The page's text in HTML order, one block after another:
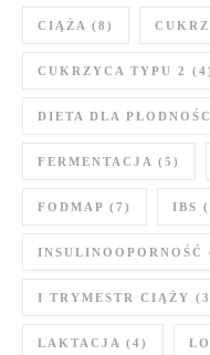
CIĄŻA (8)
CUKRZYCA TYPU 2 (4)
DIETA DLA
FERMENTACJA (5)
FODMAP (7) IBS
INSULINOOPORNOŚĆ
I TRYMESTR CIĄŻY
LAKTACJA (4)